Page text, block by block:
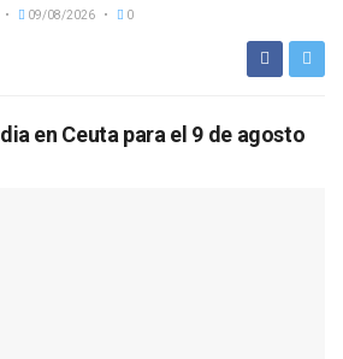
09/08/2026 0
en Ceuta para el 9 de agosto